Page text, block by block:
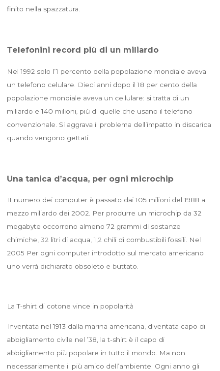
finito nella spazzatura.
Telefonini record più di un miliardo
Nel 1992 solo l’1 percento della popolazione mondiale aveva
un telefono celulare. Dieci anni dopo il 18 per cento della
popolazione mondiale aveva un cellulare: si tratta di un
miliardo e 140 milioni, più di quelle che usano il telefono
convenzionale. Si aggrava il problema dell’impatto in discarica
quando vengono gettati.
Una tanica d’acqua, per ogni microchip
II numero dei computer è passato dai 105 milioni del 1988 al
mezzo miliardo dei 2002. Per produrre un microchip da 32
megabyte occorrono almeno 72 grammi di sostanze
chimiche, 32 litri di acqua, 1,2 chili di combustibili fossili. Nel
2005 Per ogni computer introdotto sul mercato americano
uno verrà dichiarato obsoleto e buttato.
La T-shirt di cotone vince in popolarità
Inventata nel 1913 dalla marina americana, diventata capo di
abbigliamento civile nel ’38, la t-shirt è il capo di
abbigliamento più popolare in tutto il mondo. Ma non
necessariamente il più amico dell’ambiente. Ogni anno gli